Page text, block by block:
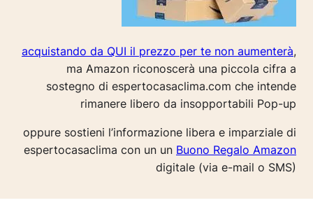
acquistando da QUI il prezzo per te non aumenterà,
ma Amazon riconoscerà una piccola cifra a
sostegno di espertocasaclima.com che intende
rimanere libero da insopportabili Pop-up
oppure sostieni l’informazione libera e imparziale di
espertocasaclima con un un Buono Regalo Amazon
digitale (via e-mail o SMS)